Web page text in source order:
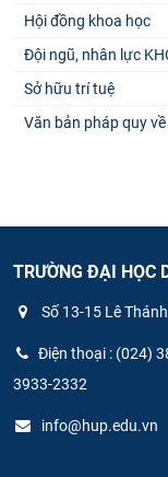
Hội đồng khoa học
Đội ngũ, nhân lực
Sở hữu trí tuệ
Văn bản pháp quy về
TRƯỜNG ĐẠI HỌC
Số 13-15 Lê
Điện thoại : (024)
3933-2332
info@hup.edu.vn